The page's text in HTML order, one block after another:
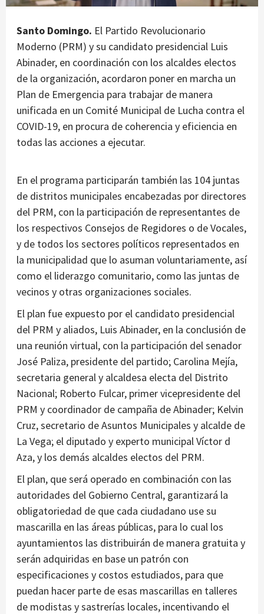
Santo Domingo. El Partido Revolucionario
Moderno (PRM) y su candidato presidencial Luis
Abinader, en coordinación con los alcaldes electos
de la organización, acordaron poner en marcha un
Plan de Emergencia para trabajar de manera
unificada en un Comité Municipal de Lucha contra el
COVID-19, en procura de coherencia y eficiencia en
todas las acciones a ejecutar.
En el programa participarán también las 104 juntas
de distritos municipales encabezadas por directores
del PRM, con la participación de representantes de
los respectivos Consejos de Regidores o de Vocales,
y de todos los sectores políticos representados en
la municipalidad que lo asuman voluntariamente, así
como el liderazgo comunitario, como las juntas de
vecinos y otras organizaciones sociales.
El plan fue expuesto por el candidato presidencial
del PRM y aliados, Luis Abinader, en la conclusión de
una reunión virtual, con la participación del senador
José Paliza, presidente del partido; Carolina Mejía,
secretaria general y alcaldesa electa del Distrito
Nacional; Roberto Fulcar, primer vicepresidente del
PRM y coordinador de campaña de Abinader; Kelvin
Cruz, secretario de Asuntos Municipales y alcalde de
La Vega; el diputado y experto municipal Víctor d
Aza, y los demás alcaldes electos del PRM.
El plan, que será operado en combinación con las
autoridades del Gobierno Central, garantizará la
obligatoriedad de que cada ciudadano use su
mascarilla en las áreas públicas, para lo cual los
ayuntamientos las distribuirán de manera gratuita y
serán adquiridas en base un patrón con
especificaciones y costos estudiados, para que
puedan hacer parte de esas mascarillas en talleres
de modistas y sastrerías locales, incentivando el